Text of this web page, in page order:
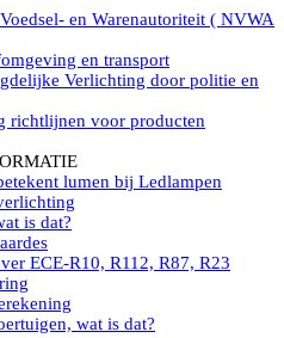
Hybride
220 Volt
met statief 220V
schijnwerpers 220V
verlichting 220V
Led werkverlichting
met Led flitsers
in Subcategorieën
en Warenautoriteit ( NVWA
en transport
Verlichting door politie en
richtlijnen voor producten
lumen bij Ledlampen
is dat?
ECE-R10, R112, R87, R23
wat is dat?